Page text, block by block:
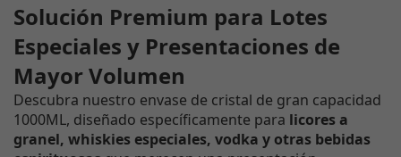
Solución Premium para Lotes
Especiales y Presentaciones de
Mayor Volumen
Descubra nuestro envase de cristal de gran capacidad
1000ML, diseñado específicamente para licores a
granel, whiskies especiales, vodka y otras bebidas